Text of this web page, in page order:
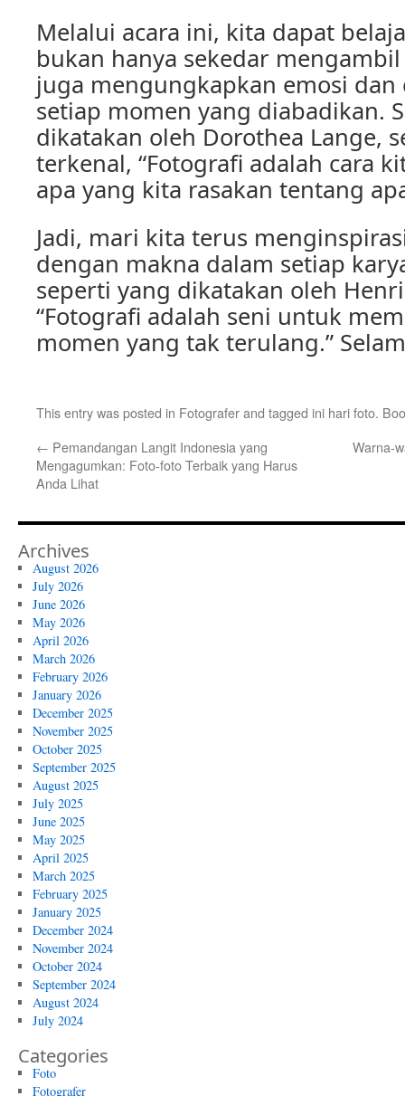
Melalui acara ini, kita dapat
bukan hanya sekedar
juga mengungkapkan emosi
setiap momen yang diabadikan.
dikatakan oleh Dorothea Lange,
terkenal, “Fotografi adalah cara
apa yang kita rasakan tentang
Jadi, mari kita terus
dengan makna dalam setiap
seperti yang dikatakan oleh
“Fotografi adalah seni untuk
momen yang tak terulang.”
This entry was posted in Fotograferand tagged ini hari foto.
← Pemandangan Langit Indonesia yang
Mengagumkan: Foto-foto Terbaik yang Harus
Anda Lihat
Warna-
Archives
August 2026
July 2026
June 2026
May 2026
April 2026
March 2026
February 2026
January 2026
December 2025
November 2025
October 2025
September 2025
August 2025
July 2025
June 2025
May 2025
April 2025
March 2025
February 2025
January 2025
December 2024
November 2024
October 2024
September 2024
August 2024
July 2024
Categories
Foto
Fotografer